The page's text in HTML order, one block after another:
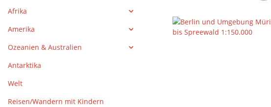
Afrika
Amerika
Ozeanien & Australien
Antarktika
Welt
Reisen/Wandern mit Kindern